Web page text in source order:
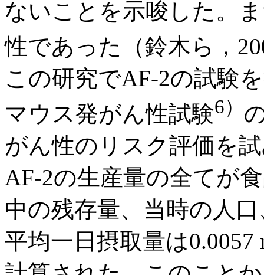
ないことを示唆した。
性であった（鈴木ら，
この研究でAF-2の試験
マウス発がん性試験6）
がん性のリスク評価を
AF-2の生産量の全てが
中の残存量、当時の人
平均一日摂取量は0.0057